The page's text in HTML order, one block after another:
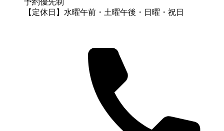
【定休日】水曜午前・土曜午後・日曜・祝日